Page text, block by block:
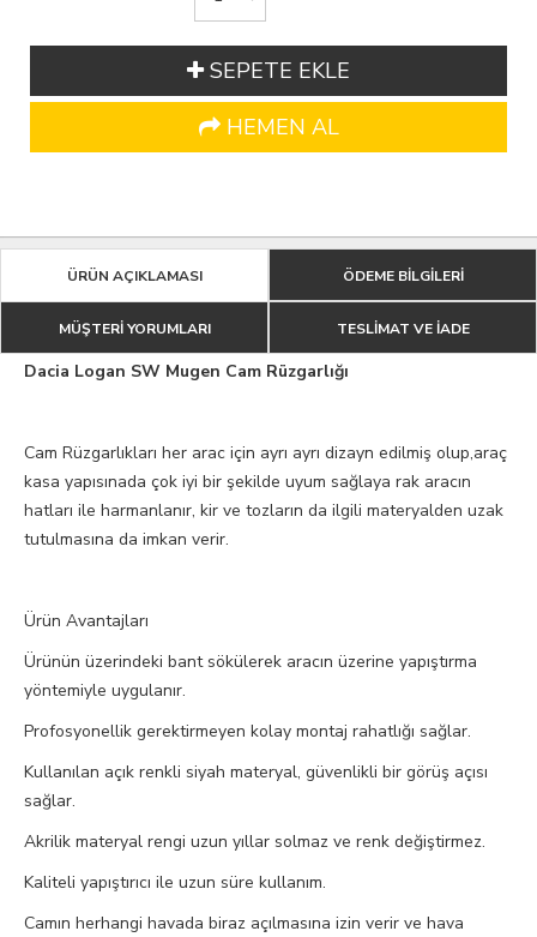
SEPETE EKLE
HEMEN AL
ÜRÜN AÇIKLAMASI ÖDEME BİLGİLERİ
MÜŞTERİ YORUMLARI TESLİMAT VE İADE
Dacia Logan SW Mugen Cam Rüzgarlığı
Cam Rüzgarlıkları her arac için ayrı ayrı dizayn edilmiş olup,araç
kasa yapısınada çok iyi bir şekilde uyum sağlaya rak aracın
hatları ile harmanlanır, kir ve tozların da ilgili materyalden uzak
tutulmasına da imkan verir.
Ürün Avantajları
Ürünün üzerindeki bant sökülerek aracın üzerine yapıştırma
yöntemiyle uygulanır.
Profosyonellik gerektirmeyen kolay montaj rahatlığı sağlar.
Kullanılan açık renkli siyah materyal, güvenlikli bir görüş açısı
sağlar.
Akrilik materyal rengi uzun yıllar solmaz ve renk değiştirmez.
Kaliteli yapıştırıcı ile uzun süre kullanım.
Camın herhangi havada biraz açılmasına izin verir ve hava